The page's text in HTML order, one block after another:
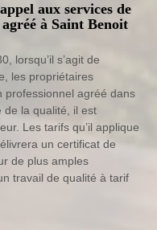
aux services de
à Saint Benoit
lorsqu’il s’agit de
les propriétaires
professionnel agréé dans
de la qualité, il est
Les tarifs qu’il applique
un certificat de
de plus amples
travail de qualité à tarif